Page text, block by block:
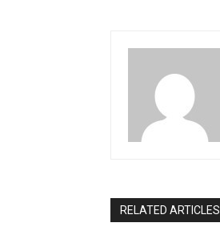
RELATED ARTICLES